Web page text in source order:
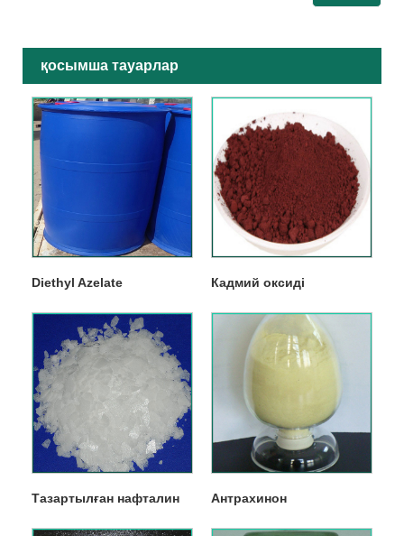
қосымша тауарлар
Diethyl Azelate Кадмий оксиді
Тазартылған нафталин Антрахинон